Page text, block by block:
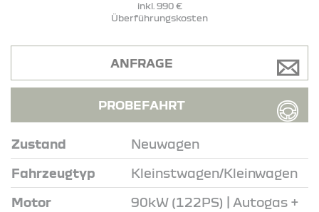
inkl. 990 €
Überführungskosten
Zustand Neuwagen
Fahrzeugtyp Kleinstwagen/Kleinwagen
Motor
90kW (122PS) | Autogas +
ANFRAGE
PROBEFAHRT